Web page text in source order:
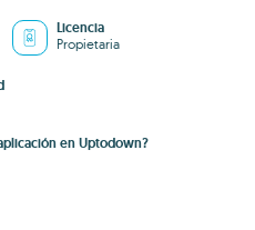
Licencia
Propietaria
en Uptodown?